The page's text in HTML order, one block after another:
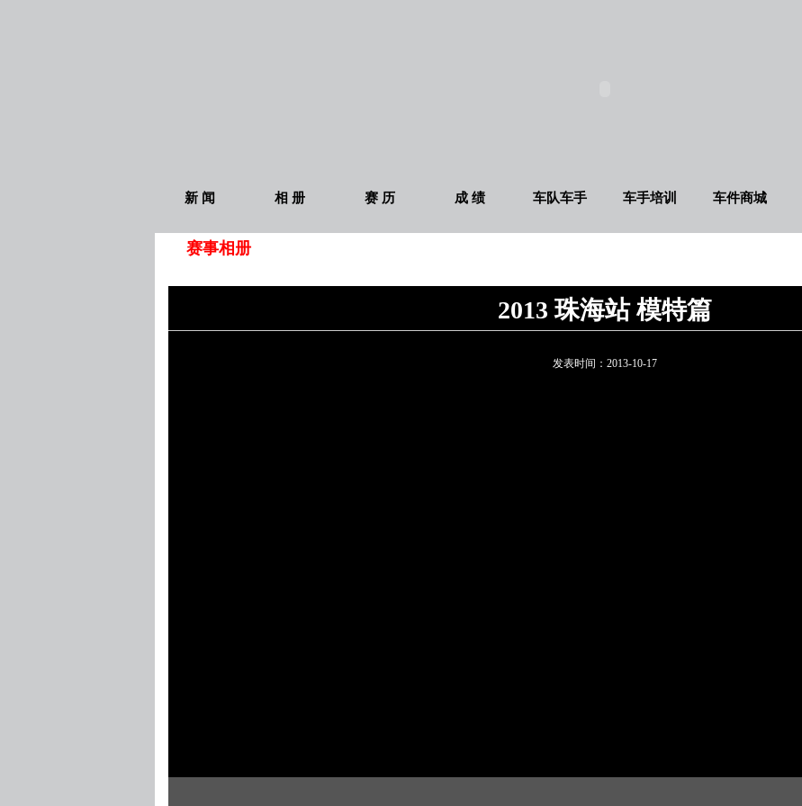
新 闻 相 册 赛 历 成 绩 车队车手 车手培训 车件商城
赛事相册
2013 珠海站 模特篇
发表时间： 2013-10-17